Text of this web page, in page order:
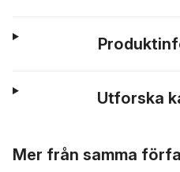
Utforska
Mer från samma